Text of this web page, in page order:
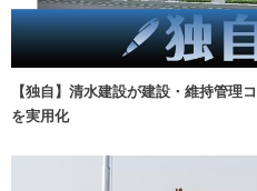
【独自】清水建設が建設・維持管理
を実用化